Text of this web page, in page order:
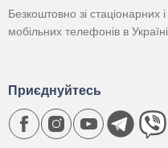
Безкоштовно зі стаціонарних і
мобільних телефонів в Україні
Приєднуйтесь